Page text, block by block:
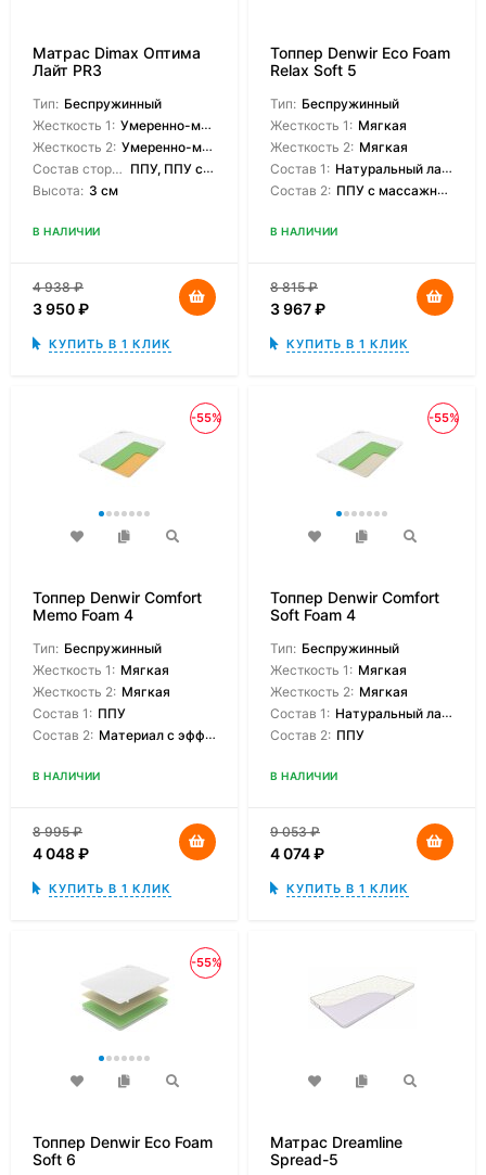
Матрас Dimax Оптима
Лайт PR3
Тип: Беспружинный
Жесткость 1: Умеренно-мягкая
Жесткость 2: Умеренно-мягкая
Состав сторон: ППУ, ППУ с массажным эффектом
Высота: 3 см
В НАЛИЧИИ
4 938₽
3 950₽
КУПИТЬ В 1 КЛИК
Топпер Denwir Eco Foam
Relax Soft 5
Тип: Беспружинный
Жесткость 1: Мягкая
Жесткость 2: Мягкая
Состав 1: Натуральный латекс
Состав 2: ППУ с массажным эффектом
В НАЛИЧИИ
8 815₽
3 967₽
КУПИТЬ В 1 КЛИК
-55%
Топпер Denwir Comfort
Memo Foam 4
Тип: Беспружинный
Жесткость 1: Мягкая
Жесткость 2: Мягкая
Состав 1: ППУ
Состав 2: Материал с эффектом памяти
В НАЛИЧИИ
8 995₽
4 048₽
КУПИТЬ В 1 КЛИК
-55%
Топпер Denwir Comfort
Soft Foam 4
Тип: Беспружинный
Жесткость 1: Мягкая
Жесткость 2: Мягкая
Состав 1: Натуральный латекс
Состав 2: ППУ
В НАЛИЧИИ
9 053₽
4 074₽
КУПИТЬ В 1 КЛИК
-55%
Топпер Denwir Eco Foam
Soft 6
Матрас Dreamline
Spread-5